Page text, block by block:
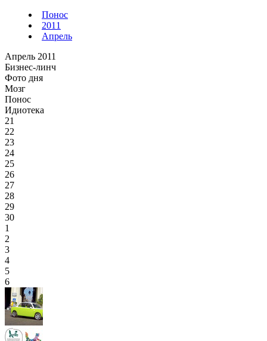
Понос
2011
Апрель
Апрель 2011
Бизнес-линч
Фото дня
Мозг
Понос
Идиотека
21
22
23
24
25
26
27
28
29
30
1
2
3
4
5
6